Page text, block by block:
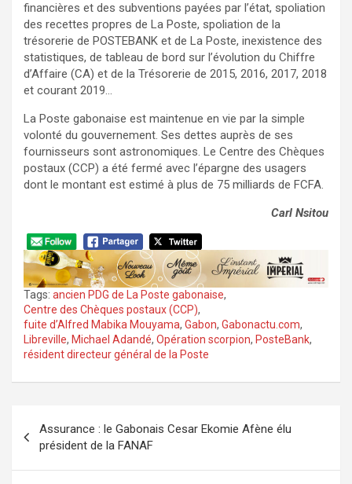
financières et des subventions payées par l’état, spoliation
des recettes propres de La Poste, spoliation de la
trésorerie de POSTEBANK et de La Poste, inexistence des
statistiques, de tableau de bord sur l’évolution du Chiffre
d’Affaire (CA) et de la Trésorerie de 2015, 2016, 2017, 2018
et courant 2019…
La Poste gabonaise est maintenue en vie par la simple
volonté du gouvernement. Ses dettes auprès de ses
fournisseurs sont astronomiques. Le Centre des Chèques
postaux (CCP) a été fermé avec l’épargne des usagers
dont le montant est estimé à plus de 75 milliards de FCFA.
Carl Nsitou
Tags: ancien PDG de La Poste gabonaise,
Centre des Chèques postaux (CCP),
fuite d’Alfred Mabika Mouyama, Gabon, Gabonactu.com,
Libreville, Michael Adandé, Opération scorpion, PosteBank,
résident directeur général de la Poste
de
l’article
Assurance : le Gabonais Cesar Ekomie Afène élu
président de la FANAF